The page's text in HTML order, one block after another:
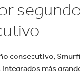
consecutivo,
más